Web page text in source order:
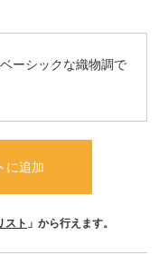
ーシックな織物調で
に追加
スト 」から行えます。